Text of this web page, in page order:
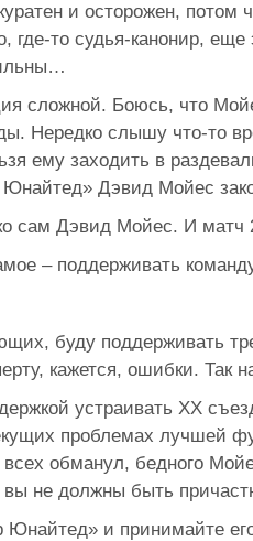
и осторожен, потом
где-то судья-канонир,
сложной. Боюсь, что
Нередко слышу что-то
ему заходить в
Юнайтед» Дэвид Мойес
сам Дэвид Мойес. И матч
– поддерживать
буду поддерживать
кажется, ошибки. Так
устраивать XX
проблемах лучшей
обманул, бедного
не должны быть
Юнайтед» и принимайте